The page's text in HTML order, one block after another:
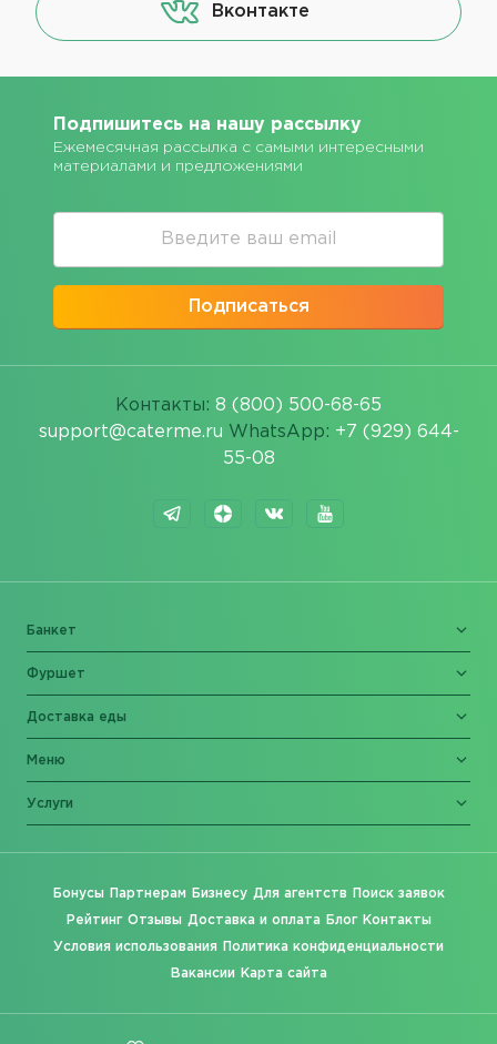
Вконтакте
Подпишитесь на нашу рассылку
Ежемесячная рассылка с самыми интересными
материалами и предложениями
Подписаться
Контакты: 8 (800) 500-68-65
support@caterme.ru WhatsApp: +7 (929) 644-
55-08
Банкет
Фуршет
Доставка еды
Меню
Услуги
Бонусы Партнерам Бизнесу Для агентств Поиск заявок
Рейтинг Отзывы Доставка и оплата Блог Контакты
Условия использования Политика конфиденциальности
Вакансии Карта сайта